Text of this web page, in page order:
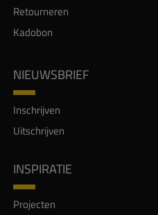
Retourneren
Kadobon
NIEUWSBRIEF
Inschrijven
Uitschrijven
INSPIRATIE
Projecten